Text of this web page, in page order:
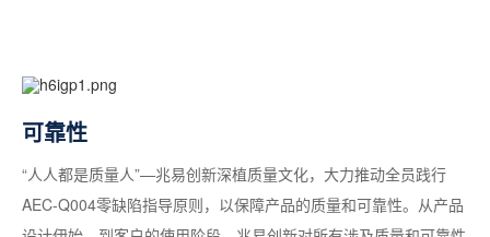
可靠性
“人人都是质量人”—兆易创新深植质量文化，大力推动全员践行
AEC-Q004零缺陷指导原则，以保障产品的质量和可靠性。从产品